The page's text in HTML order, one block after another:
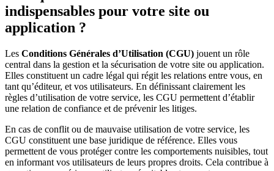
indispensables pour votre site ou
application ?
Les Conditions Générales d’Utilisation (CGU) jouent un rôle
central dans la gestion et la sécurisation de votre site ou application.
Elles constituent un cadre légal qui régit les relations entre vous, en
tant qu’éditeur, et vos utilisateurs. En définissant clairement les
règles d’utilisation de votre service, les CGU permettent d’établir
une relation de confiance et de prévenir les litiges.
En cas de conflit ou de mauvaise utilisation de votre service, les
CGU constituent une base juridique de référence. Elles vous
permettent de vous protéger contre les comportements nuisibles, tout
en informant vos utilisateurs de leurs propres droits. Cela contribue à